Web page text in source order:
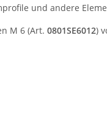
und andere
M 6 (Art. 0801SE6012)